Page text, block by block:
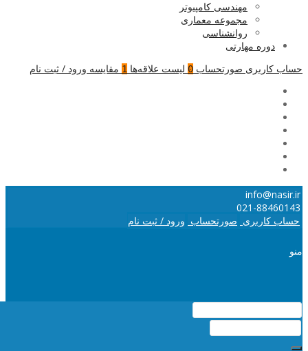
مهندسی کامپیوتر
مجموعه معماری
روانشناسی
دوره مهارتی
حساب کاربری صورتحساب 0 لیست علاقه‌ها 1 مقایسه ورود / ثبت نام
info@nasir.ir
021-88460143
حساب کاربری صورتحساب ورود / ثبت نام
منو